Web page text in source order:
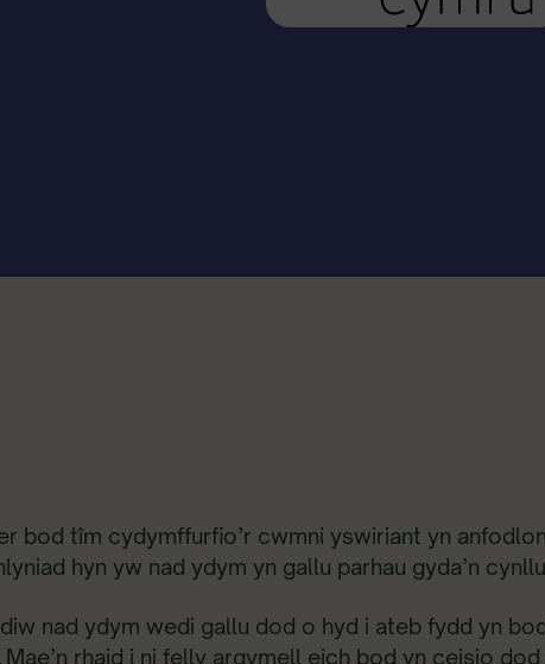
bod tîm cydymffurfio’r cwmni yswiriant yn
hyn yw nad ydym yn gallu parhau gyda’n
nad ydym wedi gallu dod o hyd i ateb fydd yn
rhaid i ni felly argymell eich bod yn ceisio